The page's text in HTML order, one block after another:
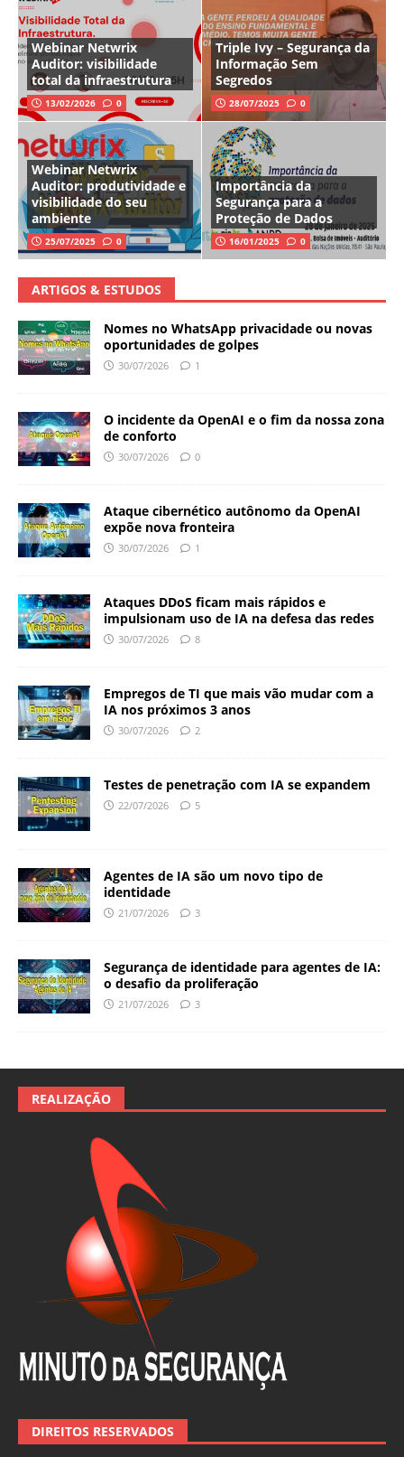
Webinar Netwrix
Auditor: visibilidade
total da infraestrutura
13/02/2026 0
Triple Ivy – Segurança da
Informação Sem
Segredos
28/07/2025 0
Webinar Netwrix
Auditor: produtividade e
visibilidade do seu
ambiente
25/07/2025 0
Importância da
Segurança para a
Proteção de Dados
16/01/2025 0
ARTIGOS & ESTUDOS
Nomes no WhatsApp privacidade ou novas
oportunidades de golpes
30/07/2026 1
O incidente da OpenAI e o fim da nossa zona
de conforto
30/07/2026 0
Ataque cibernético autônomo da OpenAI
expõe nova fronteira
30/07/2026 1
Ataques DDoS ficam mais rápidos e
impulsionam uso de IA na defesa das redes
30/07/2026 8
Empregos de TI que mais vão mudar com a
IA nos próximos 3 anos
30/07/2026 2
Testes de penetração com IA se expandem
22/07/2026 5
Agentes de IA são um novo tipo de
identidade
21/07/2026 3
Segurança de identidade para agentes de IA:
o desafio da proliferação
21/07/2026 3
REALIZAÇÃO
DIREITOS RESERVADOS